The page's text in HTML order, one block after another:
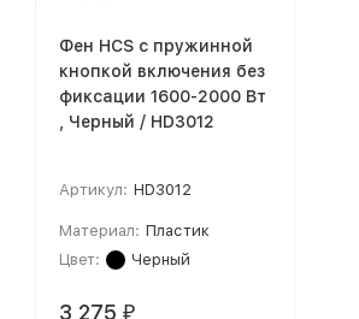
Фен HCS с пружинной
кнопкой включения без
фиксации 1600-2000 Вт
, Черный / HD3012
Артикул: HD3012
Материал: Пластик
Цвет:
Черный
3 275 ₽